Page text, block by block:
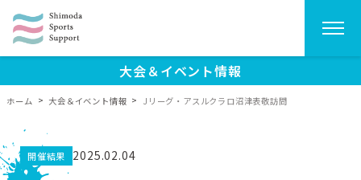
to
content
大会＆イベント情報
ホーム > 大会＆イベント情報 > Jリーグ・アスルクラロ沼津表敬訪問
開催結果 2025.02.04